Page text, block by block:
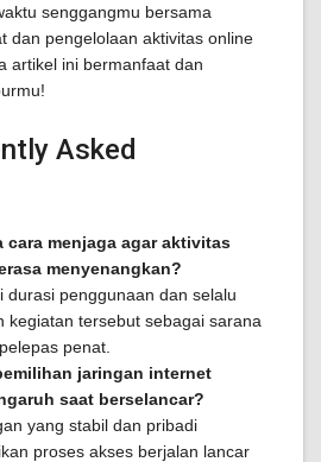
senggangmu bersama
dan pengelolaan aktivitas online
artikel ini bermanfaat dan
Asked
cara menjaga agar aktivitas
menyenangkan?
durasi penggunaan dan selalu
kegiatan tersebut sebagai sarana
penat.
jaringan internet
saat berselancar?
yang stabil dan pribadi
proses akses berjalan lancar